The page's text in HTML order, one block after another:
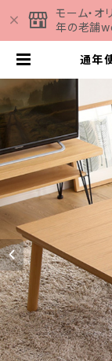
モーム・オ
年の老舗
通年
幅
SH-